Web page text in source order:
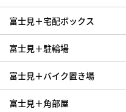
富士見＋宅配ボックス
富士見＋駐輪場
富士見＋バイク置き場
富士見＋角部屋